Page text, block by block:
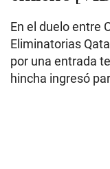
En el duelo entre
Eliminatorias
por una entrada
hincha ingresó